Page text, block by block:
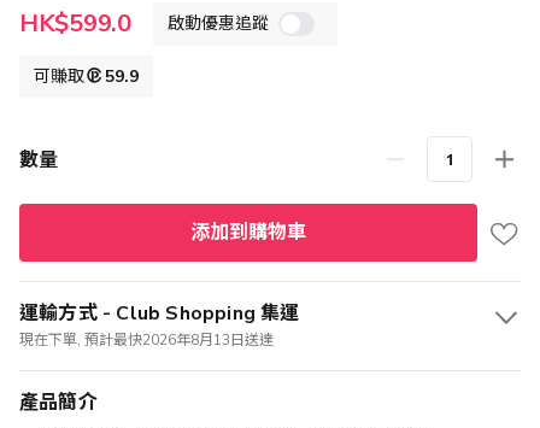
特
殊
HK$599.0 啟動優惠追蹤
可賺取 59.9
數量
添加到購物車
運輸方式 - Club Shopping 集運
現在下單, 預計最快2026年8月13日送達
產品簡介